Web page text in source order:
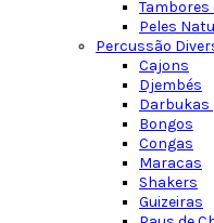
Tambores
Peles
Percussão
Cajons
Djembés
Darbukas
Bongos
Congas
Maracas
Shakers
Guizeiras